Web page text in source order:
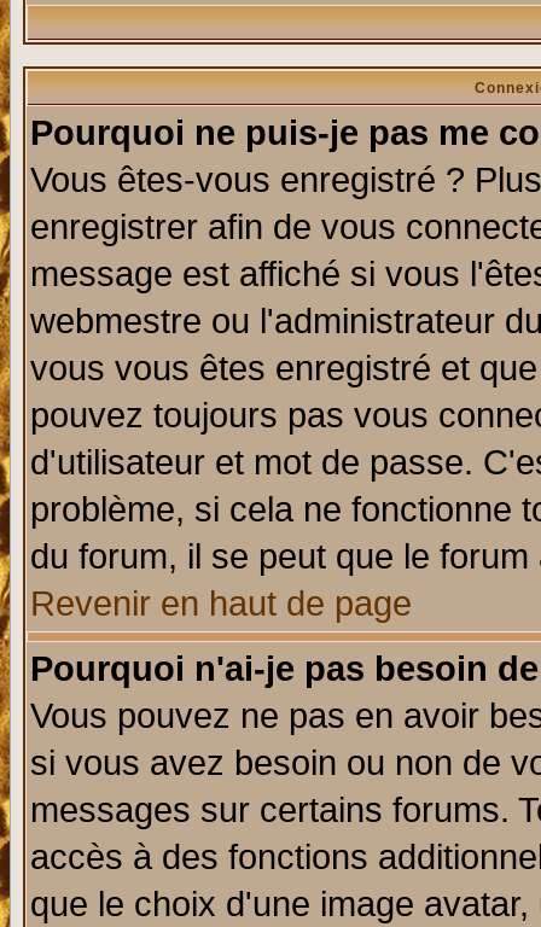
Pourquoi ne puis-je pas me
Vous êtes-vous enregistré ?
enregistrer afin de vous
message est affiché si vous
webmestre ou l'administrateur
vous vous êtes enregistré et
pouvez toujours pas vous
d'utilisateur et mot de passe.
problème, si cela ne fonctionne
du forum, il se peut que le
Revenir en haut de page
Pourquoi n'ai-je pas besoin
Vous pouvez ne pas en avoir
si vous avez besoin ou non de
messages sur certains forums.
accès à des fonctions
que le choix d'une image